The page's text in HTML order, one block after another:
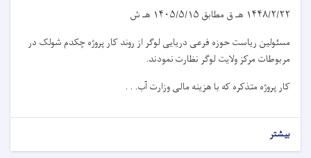
۱۴۴۸/۲/۲۲ هـ ق مطابق ۱۴۰۵/۵/۱۵ هـ ش
مسئولین ریاست حوزه فرعی دریایی لوگر از روند کار پروژه چکدم شولک در
مربوطات مرکز ولایت لوگر نظارت نمودند.
کار پروژه متذکره که با هزینه مالی وزارت آب. . .
بیشتر